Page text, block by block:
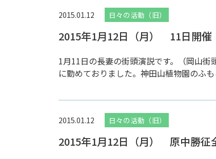
2015.01.12 日々の活動（旧）
2015年1月12日（月） 11日開
1月11日の長妻の街頭演説です。（岡山
に勤めておりました。神田山植物園のふ
2015.01.12 日々の活動（旧）
2015年1月12日（月） 原中勝征